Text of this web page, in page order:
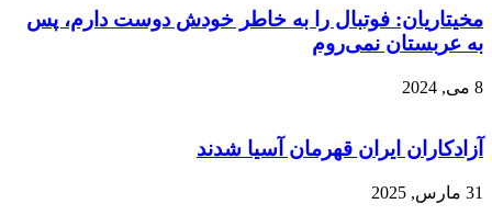
مخیتاریان: فوتبال را به خاطر خودش دوست دارم، پس
به عربستان نمی‌روم
8 می, 2024
آزادکاران ایران قهرمان آسیا شدند
31 مارس, 2025